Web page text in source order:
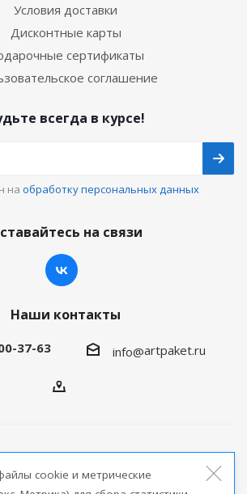
Условия доставки
Дисконтные карты
сертификаты
соглашение
всегда в курсе!
на обработку персональных данных
на связи
Наши контакты
37-63 info@artpaket.ru
продукции
cookie и метрические